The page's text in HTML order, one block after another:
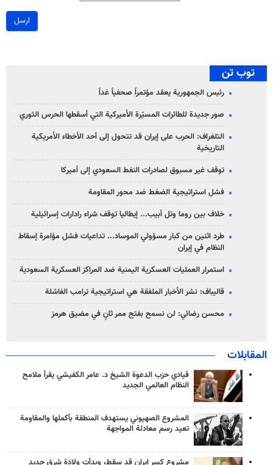
ارسل
توب تن
رئيس الجمهورية يعقد مؤتمراً صحفياً غداً
صور جديدة للطائرات المسيّرة الأميركية التي أسقطها الحرس الثوري
التلغراف: الحرب على إيران قد تتحول إلى أحد الأخطاء الأمريكية
التاريخية
توقف غير مسبوق لصادرات النفط السعودي إلى أميركا
فشل استراتيجية الضغط ضد محور المقاومة
خلاف بين روما وتل أبيب... إيطاليا توقف شراء رادارات إسرائيلية
طرد اثنين من كبار مسؤولي الموساد... تداعيات فشل مؤامرة إسقاط
النظام في إيران
استمرار العمليات العسكرية اليمنية ضد المراكز العسكرية السعودية
قاليباف: نشر الأخبار الملفقة هي استراتيجية ترامب الفاشلة
محسن رضائي: لن نسمح بفتح ممر ثانٍ في مضيق هرمز
المقابلات
قيادي حزب الدعوة الشيخ د. عامر الكفيشي يقرأ ملامح
النظام العالمي الجديد
المشروع الصهيوني يستهدف المنطقة بأكملها والمقاومة
تعيد رسم معادلة المواجهة
مشروع كسر إيران قد سقط، وبدأت ولادة شرق جديد